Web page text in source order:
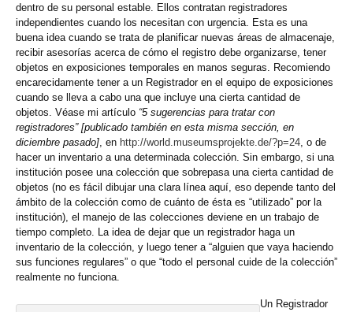
dentro de su personal estable. Ellos contratan registradores
independientes cuando los necesitan con urgencia. Esta es una
buena idea cuando se trata de planificar nuevas áreas de almacenaje,
recibir asesorías acerca de cómo el registro debe organizarse, tener
objetos en exposiciones temporales en manos seguras. Recomiendo
encarecidamente tener a un Registrador en el equipo de exposiciones
cuando se lleva a cabo una que incluye una cierta cantidad de
objetos. Véase mi artículo “5 sugerencias para tratar con
registradores” [publicado también en esta misma sección, en
diciembre pasado], en http://world.museumsprojekte.de/?p=24, o de
hacer un inventario a una determinada colección. Sin embargo, si una
institución posee una colección que sobrepasa una cierta cantidad de
objetos (no es fácil dibujar una clara línea aquí, eso depende tanto del
ámbito de la colección como de cuánto de ésta es “utilizado” por la
institución), el manejo de las colecciones deviene en un trabajo de
tiempo completo. La idea de dejar que un registrador haga un
inventario de la colección, y luego tener a “alguien que vaya haciendo
sus funciones regulares” o que “todo el personal cuide de la colección”
realmente no funciona.
Un Registrador